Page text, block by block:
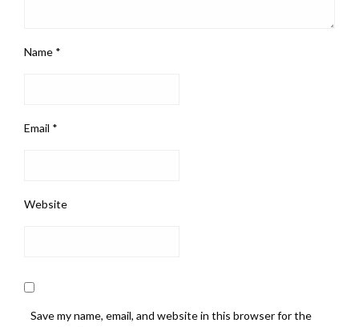
Name *
Email *
Website
Save my name, email, and website in this browser for the